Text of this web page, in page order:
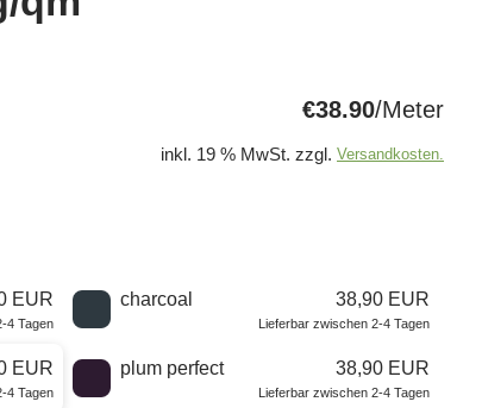
€38.90/Meter
inkl. 19 % MwSt. zzgl. Versandkosten.
EUR
4 Tagen
charcoal 38,90 EUR
Lieferbar zwischen 2-4 Tagen
EUR
4 Tagen
plum perfect 38,90 EUR
Lieferbar zwischen 2-4 Tagen